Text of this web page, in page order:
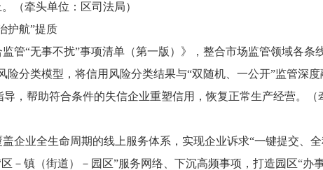
（牵头单位：区司法局）
护航”提质
“无事不扰”事项清单（第一版）》，整合市场监管领域各条
分类模型，将信用风险分类结果与“双随机、一公开”监管深度
，帮助符合条件的失信企业重塑信用，恢复正常生产经营。（
业全生命周期的线上服务体系，实现企业诉求“一键提交、
－镇（街道）－园区”服务网络、下沉高频事项，打造园区“办